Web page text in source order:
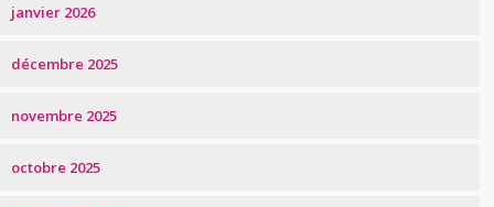
janvier 2026
décembre 2025
novembre 2025
octobre 2025